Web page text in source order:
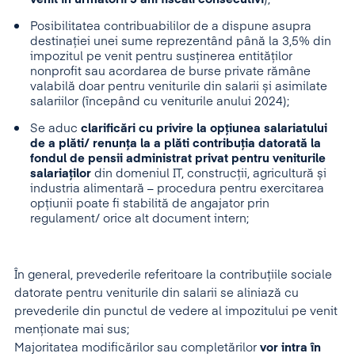
Posibilitatea contribuabililor de a dispune asupra
destinaţiei unei sume reprezentând până la 3,5% din
impozitul pe venit pentru susţinerea entităţilor
nonprofit sau acordarea de burse private rămâne
valabilă doar pentru veniturile din salarii și asimilate
salariilor (începând cu veniturile anului 2024);
Se aduc clarificări cu privire la opțiunea salariatului
de a plăti/ renunța la a plăti contribuția datorată la
fondul de pensii administrat privat pentru veniturile
salariaților din domeniul IT, construcții, agricultură și
industria alimentară – procedura pentru exercitarea
opțiunii poate fi stabilită de angajator prin
regulament/ orice alt document intern;
În general, prevederile referitoare la contribuțiile sociale
datorate pentru veniturile din salarii se aliniază cu
prevederile din punctul de vedere al impozitului pe venit
menționate mai sus;
Majoritatea modificărilor sau completărilor vor intra în